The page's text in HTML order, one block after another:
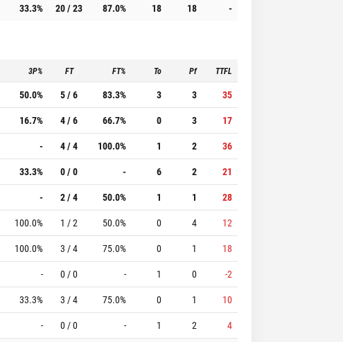
33.3% 20 / 23 87.0% 18 18 -
3P% FT FT% To Pf TTFL
50.0% 5 / 6 83.3% 3 3
35
16.7% 4 / 6 66.7% 0 3
17
- 4 / 4 100.0% 1 2
36
33.3% 0 / 0 - 6 2
21
- 2 / 4 50.0% 1 1
28
100.0% 1 / 2 50.0% 0 4
12
100.0% 3 / 4 75.0% 0 1
18
- 0 / 0 - 1 0
-2
33.3% 3 / 4 75.0% 0 1
10
- 0 / 0 - 1 2
4